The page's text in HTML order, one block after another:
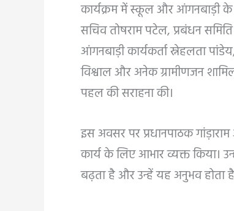
कार्यक्रम में स्कूल और आंगनबाड़ी के
सचिव तोषराम पटेल, प्रबंधन
आंगनबाड़ी कार्यकर्ता स्नेहलता
विश्वाल और अनेक ग्रामीणजन
पहल की सराहना की।
इस अवसर पर प्रधानपाठक
कार्य के लिए आभार व्यक्त किया।
बढ़ता है और उन्हें यह अनुभव होता